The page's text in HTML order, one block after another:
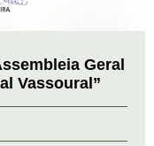
Geral
Vassoural”